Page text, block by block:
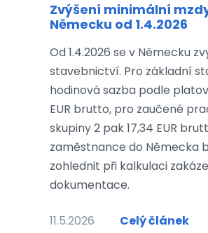
Zvýšení minimální
Německu od 1.4.2026
Od 1.4.2026 se v Německu
stavebnictví. Pro základní
hodinová sazba podle
EUR brutto, pro zaučené
skupiny 2 pak 17,34 EUR
zaměstnance do Německa
zohlednit při kalkulaci
dokumentace.
11.5.2026 Celý článek